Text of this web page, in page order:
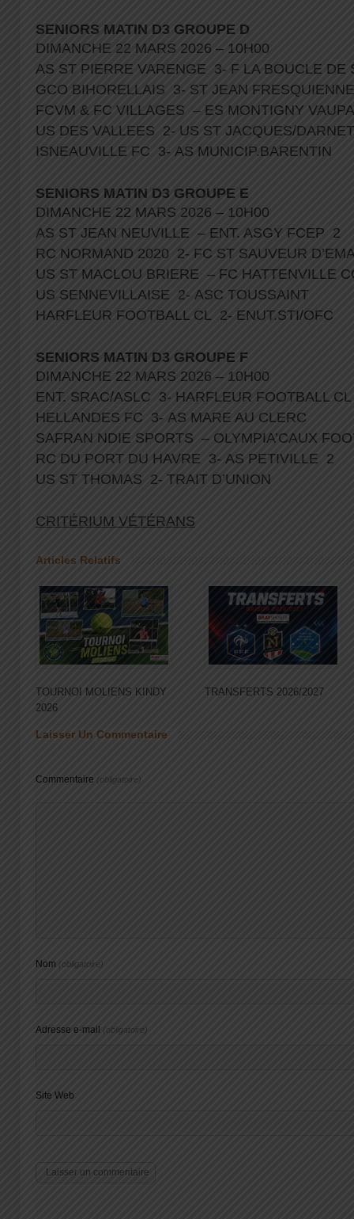
SENIORS MATIN D3 GROUPE D
DIMANCHE 22 MARS 2026 – 10H00
AS ST PIERRE VARENGE 3- F LA BOUCLE
GCO BIHORELLAIS 3- ST JEAN
FCVM & FC VILLAGES – ES MONTIGNY
US DES VALLEES 2- US ST JACQUES/
ISNEAUVILLE FC 3- AS MUNICIP.BARENTIN
SENIORS MATIN D3 GROUPE E
DIMANCHE 22 MARS 2026 – 10H00
AS ST JEAN NEUVILLE – ENT. ASGY FCEP 2
RC NORMAND 2020 2- FC ST SAUVEUR
US ST MACLOU BRIERE – FC HATTENVILLE
US SENNEVILLAISE 2- ASC TOUSSAINT
HARFLEUR FOOTBALL CL 2- ENUT.STI/OFC
SENIORS MATIN D3 GROUPE F
DIMANCHE 22 MARS 2026 – 10H00
ENT. SRAC/ASLC 3- HARFLEUR FOOTBALL
HELLANDES FC 3- AS MARE AU CLERC
SAFRAN NDIE SPORTS – OLYMPIA’CAUX
RC DU PORT DU HAVRE 3- AS PETIVILLE 2
US ST THOMAS 2- TRAIT D’UNION
CRITÉRIUM VÉTÉRANS
Articles Relatifs
TOURNOI MOLIENS KINDY
2026
TRANSFERTS 2026/2027
Laisser Un Commentaire
Commentaire (obligatoire)
Nom (obligatoire)
Adresse e-mail (obligatoire)
Site Web